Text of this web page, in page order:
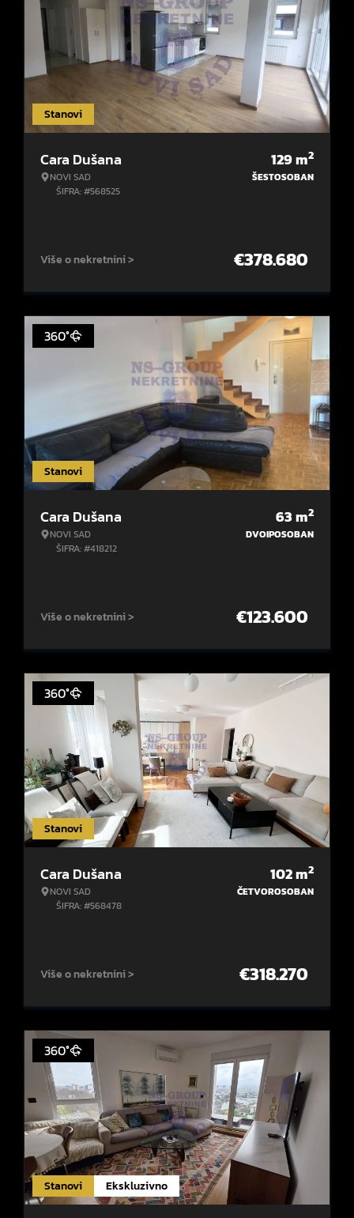
Stanovi
Cara Dušana
NOVI SAD
ŠIFRA: #568525
129m2
ŠESTOSOBAN
Više o nekretnini > €378.680
Stanovi
360°
Cara Dušana
NOVI SAD
ŠIFRA: #418212
63m2
DVOIPOSOBAN
Više o nekretnini > €123.600
Stanovi
360°
Cara Dušana
NOVI SAD
ŠIFRA: #568478
102m2
ČETVOROSOBAN
Više o nekretnini > €318.270
Stanovi Ekskluzivno
360°